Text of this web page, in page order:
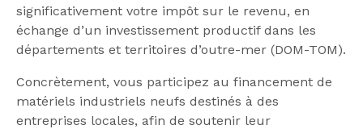
significativement votre impôt sur le revenu, en
échange d’un investissement productif dans les
départements et territoires d’outre-mer (DOM-TOM).
Concrètement, vous participez au financement de
matériels industriels neufs destinés à des
entreprises locales, afin de soutenir leur